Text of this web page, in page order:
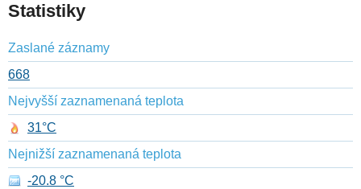
Statistiky
Zaslané záznamy
668
Nejvyšší zaznamenaná teplota
31°C
Nejnižší zaznamenaná teplota
-20.8 °C